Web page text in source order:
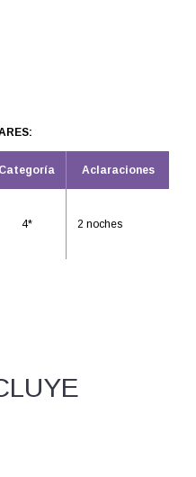
Categoría Aclaraciones
4* 2 noches